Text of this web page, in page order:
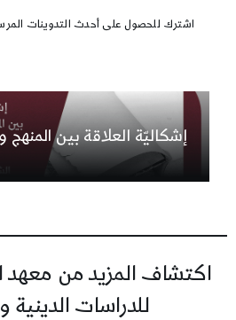
اشترك للحصول على أحدث التدوينات
إشكاليّة العلاقة بين المنهج
اكتشاف المزيد من معهد
للدراسات الدينية